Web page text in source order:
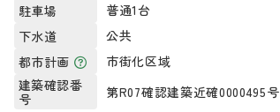
駐車場
普通1台
下水道
公共
都市計画
市街化区域
建築確認番
号
第R07確認建築近確0000495号